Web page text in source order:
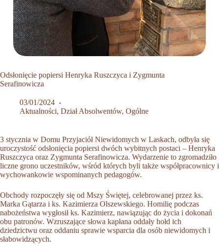
Odsłonięcie popiersi Henryka Ruszczyca i Zygmunta
Serafinowicza
03/01/2024
Aktualności, Dział Absolwentów, Ogólne
3 stycznia w Domu Przyjaciół Niewidomych w Laskach, odbyła się
uroczystość odsłonięcia popiersi dwóch wybitnych postaci – Henryka
Ruszczyca oraz Zygmunta Serafinowicza. Wydarzenie to zgromadziło
liczne grono uczestników, wśród których byli także współpracownicy i
wychowankowie wspominanych pedagogów.
Obchody rozpoczęły się od Mszy Świętej, celebrowanej przez ks.
Marka Gątarza i ks. Kazimierza Olszewskiego. Homilię podczas
nabożeństwa wygłosił ks. Kazimierz, nawiązując do życia i dokonań
obu patronów. Wzruszające słowa kapłana oddały hołd ich
dziedzictwu oraz oddaniu sprawie wsparcia dla osób niewidomych i
słabowidzących.